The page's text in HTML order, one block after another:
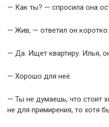
— Как ты? — спросила она
— Жив, — ответил он
— Да. Ищет квартиру. Илья,
— Хорошо для неё.
— Ты не думаешь, что стоит
не для примирения, то хотя